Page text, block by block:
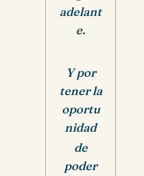
adelant
e.
Y por
tener la
oportu
nidad
de
poder